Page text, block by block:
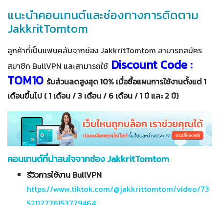
แนะนำคอนเทนต์และช่องทางการติดตาม
JakkritTomtom
ลูกค้าที่เป็นแฟนคลับจากช่อง JakkritTomtom สามารถสมัคร
สมาชิก BullVPN และสามารถใช้ Discount Code :
TOM10 รับส่วนลดสูงสุด 10% เมื่อซื้อแผนการใช้งานตั้งแต่ 1
เดือนขึ้นไป ( 1 เดือน / 3 เดือน / 6 เดือน / 1 ปี และ 2 ปี)
คอนเทนต์ที่น่าสนใจจากช่อง JakkritTomtom
รีวิวการใช้งาน BullVPN
https://www.tiktok.com/@jakkrittomtom/video/73